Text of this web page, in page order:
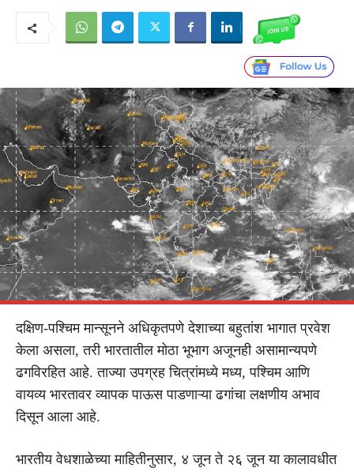
दक्षिण-पश्चिम मान्सूनने अधिकृतपणे देशाच्या बहुतांश भागात प्रवेश
केला असला, तरी भारतातील मोठा भूभाग अजूनही असामान्यपणे
ढगविरहित आहे. ताज्या उपग्रह चित्रांमध्ये मध्य, पश्चिम आणि
वायव्य भारतावर व्यापक पाऊस पाडणाऱ्या ढगांचा लक्षणीय अभाव
दिसून आला आहे.
भारतीय वेधशाळेच्या माहितीनुसार, ४ जून ते २६ जून या कालावधीत